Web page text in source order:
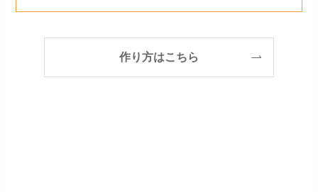
作り方はこちら